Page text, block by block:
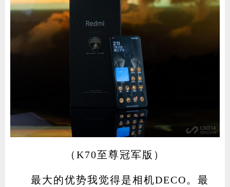
（K70至尊冠军版）
最大的优势我觉得是相机DECO。最